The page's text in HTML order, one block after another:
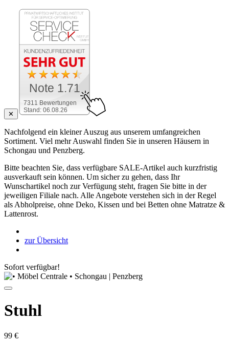
✕
7311 Bewertungen
Stand: 06.08.26
Note 1.71
Nachfolgend ein kleiner Auszug aus unserem umfangreichen
Sortiment. Viel mehr Auswahl finden Sie in unseren Häusern in
Schongau und Penzberg.
Bitte beachten Sie, dass verfügbare SALE-Artikel auch kurzfristig
ausverkauft sein können. Um sicher zu gehen, dass Ihr
Wunschartikel noch zur Verfügung steht, fragen Sie bitte in der
jeweiligen Filiale nach. Alle Angebote verstehen sich in der Regel
als Abholpreise, ohne Deko, Kissen und bei Betten ohne Matratze &
Lattenrost.
zur Übersicht
Sofort verfügbar!
Stuhl
99 €